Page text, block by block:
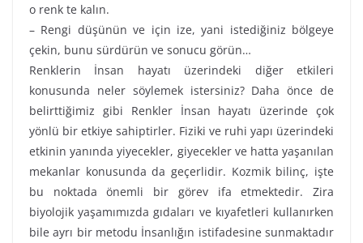
o renk te kalın.
– Rengi düşünün ve için ize, yani istediğiniz bölgeye
çekin, bunu sürdürün ve sonucu görün…
Renklerin İnsan hayatı üzerindeki diğer etkileri
konusunda neler söylemek istersiniz? Daha önce de
belirttiğimiz gibi Renkler İnsan hayatı üzerinde çok
yönlü bir etkiye sahiptirler. Fiziki ve ruhi yapı üzerindeki
etkinin yanında yiyecekler, giyecekler ve hatta yaşanılan
mekanlar konusunda da geçerlidir. Kozmik bilinç, işte
bu noktada önemli bir görev ifa etmektedir. Zira
biyolojik yaşamımızda gıdaları ve kıyafetleri kullanırken
bile ayrı bir metodu İnsanlığın istifadesine sunmaktadır